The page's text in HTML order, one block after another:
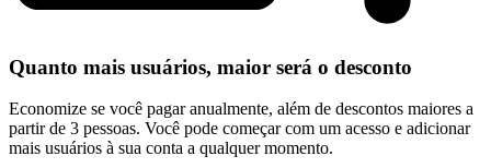
Quanto mais usuários, maior será o desconto
Economize se você pagar anualmente, além de descontos maiores a
partir de 3 pessoas. Você pode começar com um acesso e adicionar
mais usuários à sua conta a qualquer momento.